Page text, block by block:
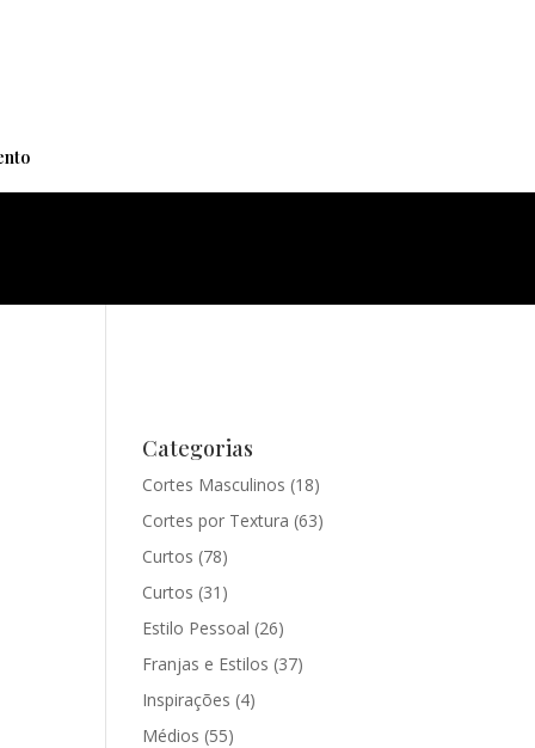
Categorias
Cortes Masculinos (18)
Cortes por Textura (63)
Curtos (78)
Curtos (31)
Estilo Pessoal (26)
Franjas e Estilos (37)
Inspirações (4)
Médios (55)